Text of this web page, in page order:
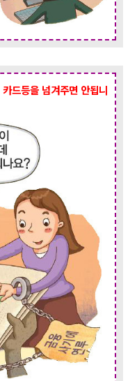
카드등을 넘겨주면 안됩니